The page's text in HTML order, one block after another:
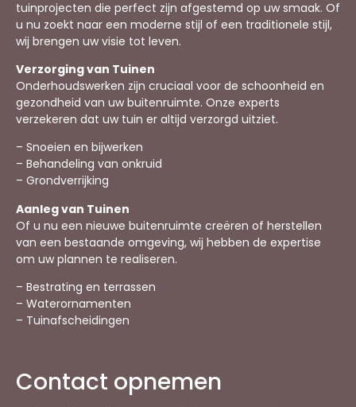
tuinprojecten die perfect zijn afgestemd op uw smaak. Of
u nu zoekt naar een moderne stijl of een traditionele stijl,
wij brengen uw visie tot leven.
Verzorging van Tuinen
Onderhoudswerken zijn cruciaal voor de schoonheid en
gezondheid van uw buitenruimte. Onze experts
verzekeren dat uw tuin er altijd verzorgd uitziet.
– Snoeien en bijwerken
– Behandeling van onkruid
– Grondverrijking
Aanleg van Tuinen
Of u nu een nieuwe buitenruimte creëren of herstellen
van een bestaande omgeving, wij hebben de expertise
om uw plannen te realiseren.
– Bestrating en terrassen
– Waterornamenten
– Tuinafscheidingen
Contact opnemen